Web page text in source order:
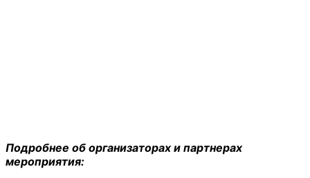
Подробнее об организаторах и партнерах
мероприятия: